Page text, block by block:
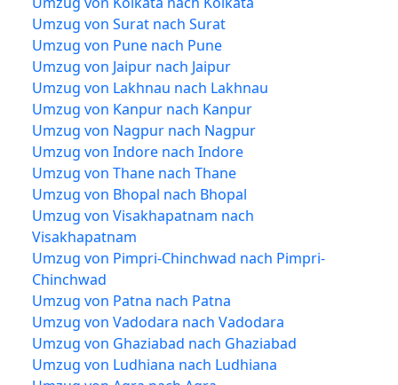
Umzug von Surat nach Surat
Umzug von Pune nach Pune
Umzug von Jaipur nach Jaipur
Umzug von Lakhnau nach Lakhnau
Umzug von Kanpur nach Kanpur
Umzug von Nagpur nach Nagpur
Umzug von Indore nach Indore
Umzug von Thane nach Thane
Umzug von Bhopal nach Bhopal
Umzug von Visakhapatnam nach
Visakhapatnam
Umzug von Pimpri-Chinchwad nach Pimpri-
Chinchwad
Umzug von Patna nach Patna
Umzug von Vadodara nach Vadodara
Umzug von Ghaziabad nach Ghaziabad
Umzug von Ludhiana nach Ludhiana